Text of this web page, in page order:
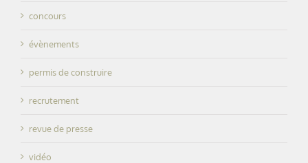
concours
évènements
permis de construire
recrutement
revue de presse
vidéo